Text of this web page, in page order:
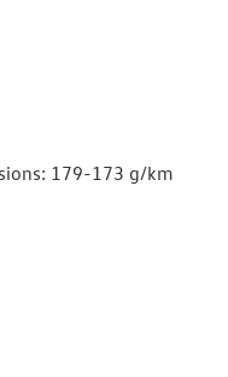
179-173 g/km